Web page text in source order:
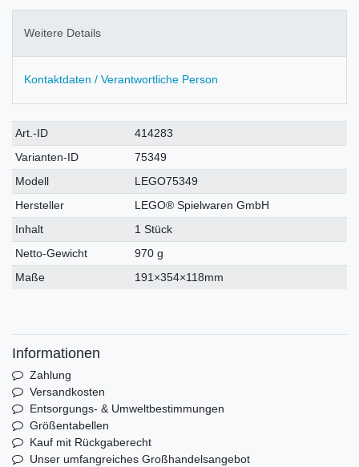
Weitere Details
Kontaktdaten / Verantwortliche Person
Technisches
Merkmal
Wert
Art.-ID
414283
Varianten-ID
75349
Modell
LEGO75349
Hersteller
LEGO® Spielwaren GmbH
Inhalt
1 Stück
Netto-Gewicht
970 g
Maße
191×354×118mm
Informationen
Zahlung
Versandkosten
Entsorgungs- & Umweltbestimmungen
Größentabellen
Kauf mit Rückgaberecht
Unser umfangreiches Großhandelsangebot